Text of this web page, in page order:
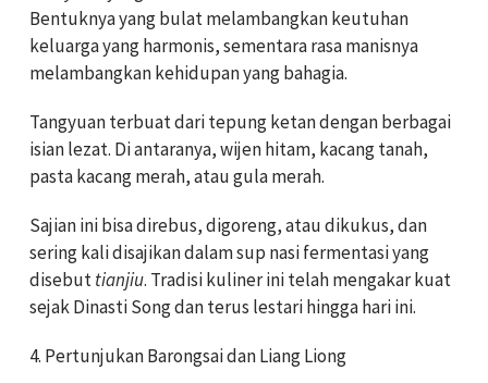
Bentuknya yang bulat melambangkan keutuhan
keluarga yang harmonis, sementara rasa manisnya
melambangkan kehidupan yang bahagia.
Tangyuan terbuat dari tepung ketan dengan berbagai
isian lezat. Di antaranya, wijen hitam, kacang tanah,
pasta kacang merah, atau gula merah.
Sajian ini bisa direbus, digoreng, atau dikukus, dan
sering kali disajikan dalam sup nasi fermentasi yang
disebuttianjiu. Tradisi kuliner ini telah mengakar kuat
sejak Dinasti Song dan terus lestari hingga hari ini.
4. Pertunjukan Barongsai dan Liang Liong